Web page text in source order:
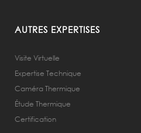
AUTRES EXPERTISES
Visite Virtuelle
Expertise Technique
Caméra Thermique
Étude Thermique
Certification